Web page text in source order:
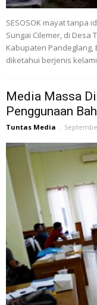
SESOSOK mayat tanpa
Sungai Cilemer, di Desa
Kabupaten Pandeglang,
diketahui berjenis
Media Massa
Penggunaan
Tuntas Media -